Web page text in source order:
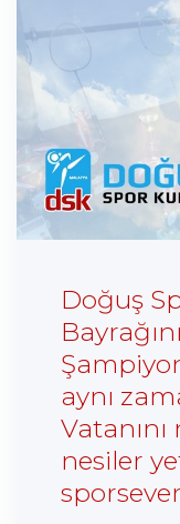
Doğuş
aynı
nesiler